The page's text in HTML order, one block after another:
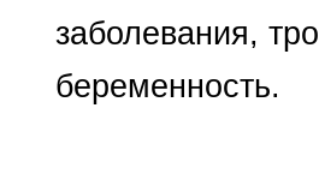
заболевания,
беременность.